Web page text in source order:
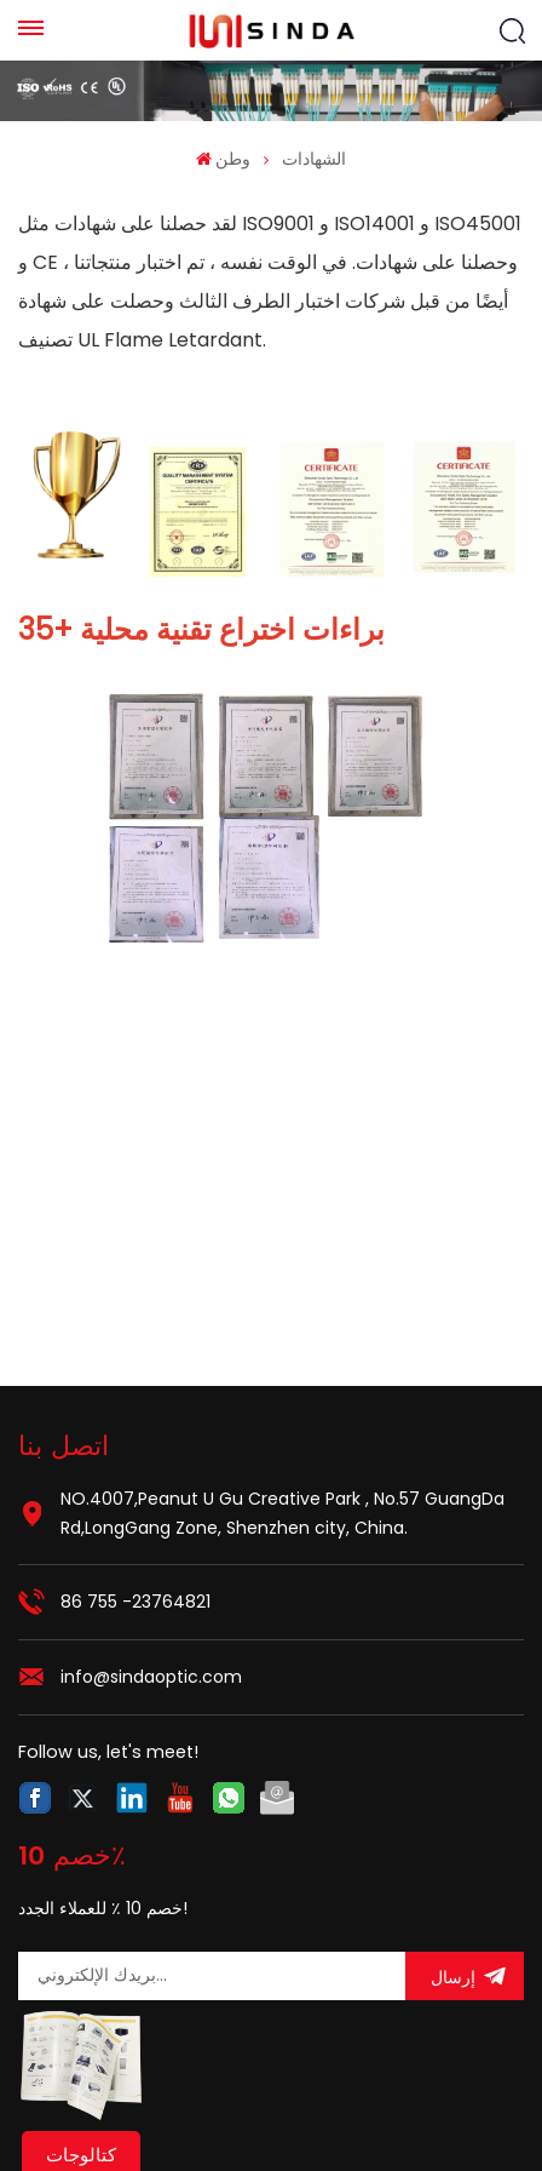
وطن الشهادات
لقد حصلنا على شهادات مثل ISO9001 و ISO14001 و ISO45001
و CE ، وحصلنا على شهادات. في الوقت نفسه ، تم اختبار منتجاتنا
أيضًا من قبل شركات اختبار الطرف الثالث وحصلت على شهادة
تصنيف UL Flame Letardant.
35+ براءات اختراع تقنية محلية
اتصل بنا
NO.4007,Peanut U Gu Creative Park , No.57 GuangDa
Rd,LongGang Zone, Shenzhen city, China.
86 755 -23764821
info@sindaoptic.com
Follow us, let's meet!
خصم 10٪
خصم 10 ٪ للعملاء الجدد!
إرسال
كتالوجات